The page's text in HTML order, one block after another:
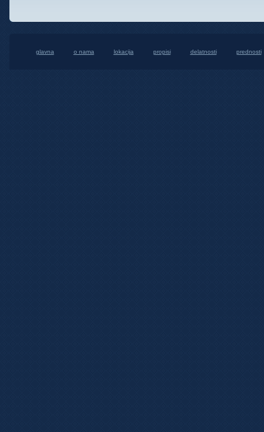
glavna o nama lokacija propisi delatnosti prednosti